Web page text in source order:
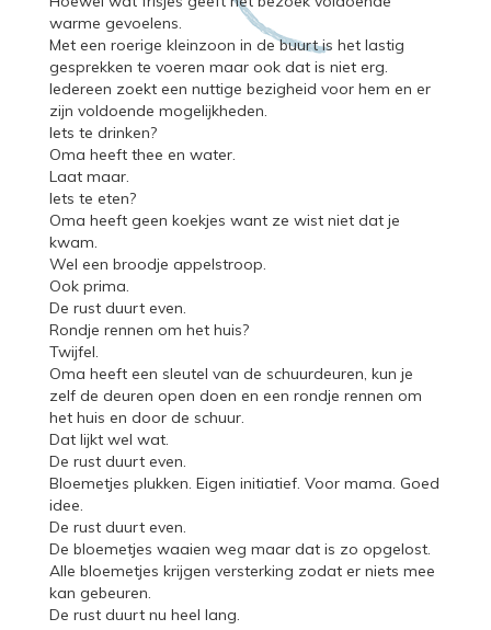
warme gevoelens.
Met een roerige kleinzoon in de buurt is het lastig
gesprekken te voeren maar ook dat is niet erg.
Iedereen zoekt een nuttige bezigheid voor hem en er
zijn voldoende mogelijkheden.
Iets te drinken?
Oma heeft thee en water.
Laat maar.
Iets te eten?
Oma heeft geen koekjes want ze wist niet dat je
kwam.
Wel een broodje appelstroop.
Ook prima.
De rust duurt even.
Rondje rennen om het huis?
Twijfel.
Oma heeft een sleutel van de schuurdeuren, kun je
zelf de deuren open doen en een rondje rennen om
het huis en door de schuur.
Dat lijkt wel wat.
De rust duurt even.
Bloemetjes plukken. Eigen initiatief. Voor mama. Goed
idee.
De rust duurt even.
De bloemetjes waaien weg maar dat is zo opgelost.
Alle bloemetjes krijgen versterking zodat er niets mee
kan gebeuren.
De rust duurt nu heel lang.